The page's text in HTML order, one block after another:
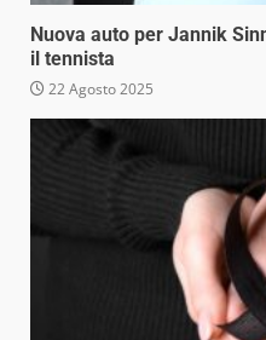
Nuova auto per Jannik
il tennista
22 Agosto 2025